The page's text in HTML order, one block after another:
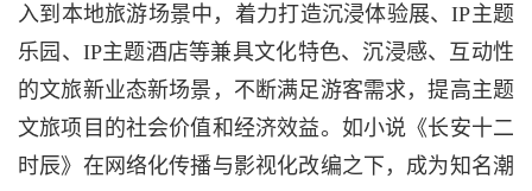
入到本地旅游场景中，着力打造沉浸体验展、IP主题
乐园、IP主题酒店等兼具文化特色、沉浸感、互动性
的文旅新业态新场景，不断满足游客需求，提高主题
文旅项目的社会价值和经济效益。如小说《长安十二
时辰》在网络化传播与影视化改编之下，成为知名潮